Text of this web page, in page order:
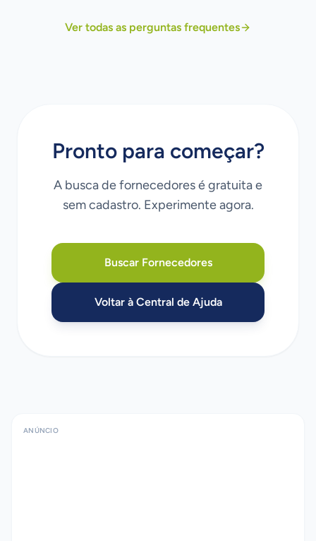
Ver todas as perguntas frequentes
Pronto para começar?
A busca de fornecedores é gratuita e
sem cadastro. Experimente agora.
Buscar Fornecedores
Voltar à Central de Ajuda
ANÚNCIO